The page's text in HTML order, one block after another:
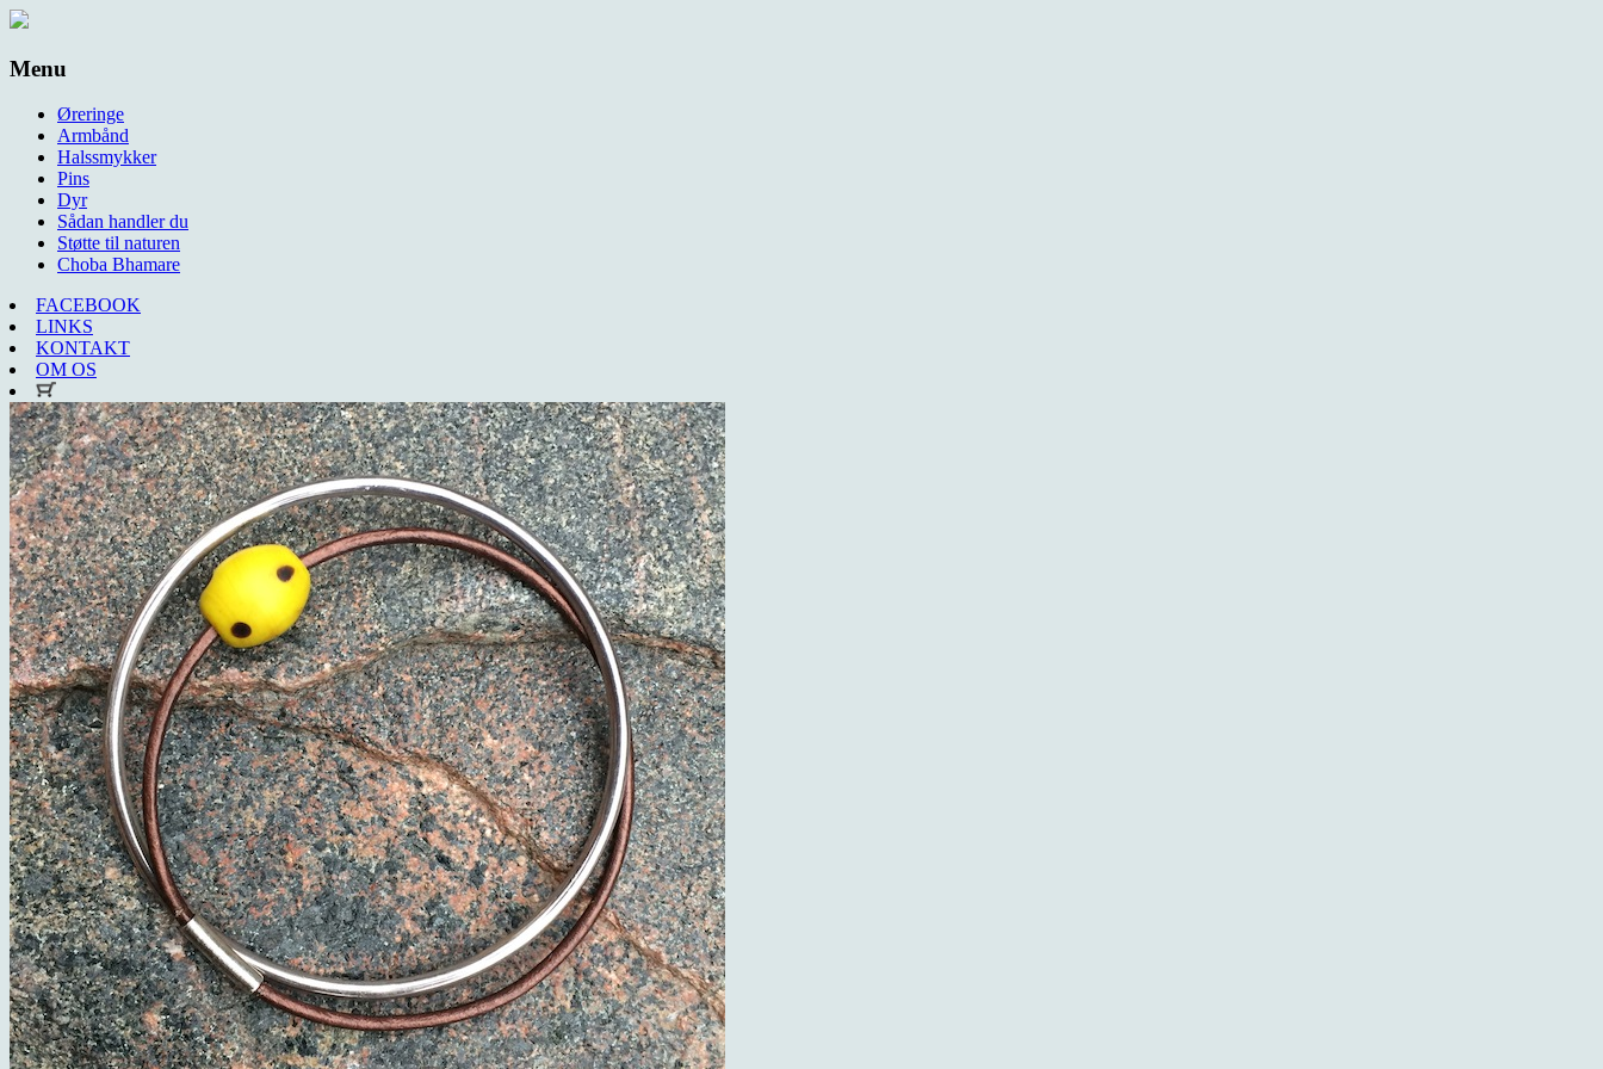
Menu
Øreringe
Armbånd
Halssmykker
Pins
Dyr
Sådan handler du
Støtte til naturen
Choba Bhamare
FACEBOOK
LINKS
KONTAKT
OM OS